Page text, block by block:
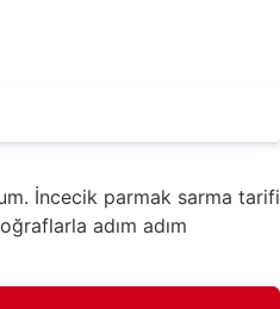
İncecik parmak sarma tarifi
adım adım